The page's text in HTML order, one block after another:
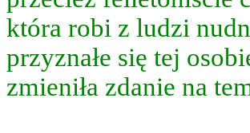
która robi z ludzi
przyznałe się tej
zmieniła zdanie na